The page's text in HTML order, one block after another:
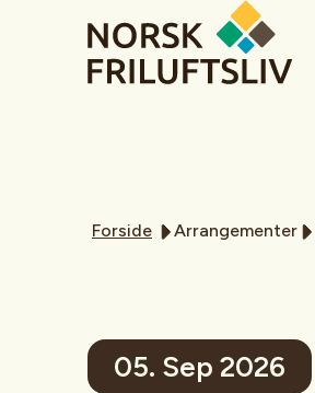
Forside Arrangementer
05. Sep 2026